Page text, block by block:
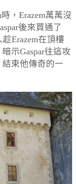
時， Erazem萬萬沒
後來買通了
趁Erazem在頂樓
示Gaspar往這攻
束他傳奇的一